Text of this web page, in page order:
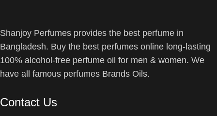
Shanjoy Perfumes provides the best perfume in
Bangladesh. Buy the best perfumes online long-lasting
100% alcohol-free perfume oil for men & women. We
have all famous perfumes Brands Oils.
Contact Us